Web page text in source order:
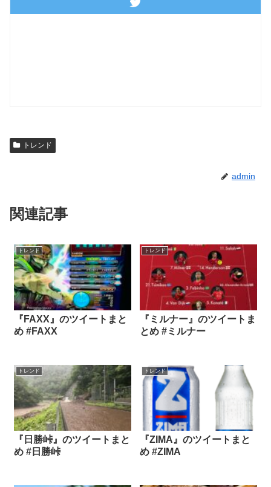
トレンド
admin
関連記事
トレンド
『FAXX』のツイートまと
め #FAXX
トレンド
『ミルナー』のツイートま
とめ #ミルナー
トレンド
『日勝峠』のツイートまと
め #日勝峠
トレンド
『ZIMA』のツイートまと
め #ZIMA